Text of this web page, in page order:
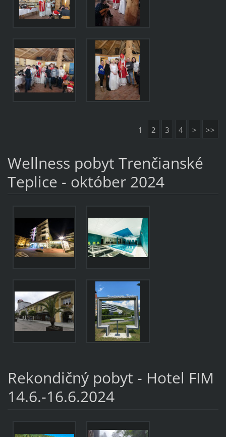
1 2 3 4 > >>
Wellness pobyt Trenčianské
Teplice - október 2024
Rekondičný pobyt - Hotel FIM
14.6.-16.6.2024